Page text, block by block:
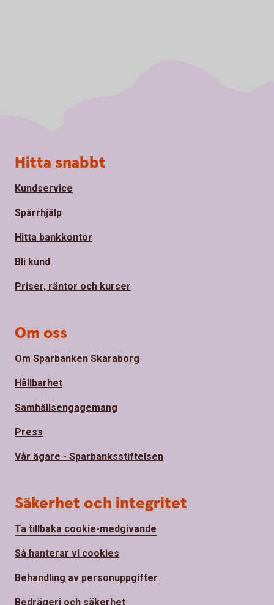
Sidfot
Hitta snabbt
Kundservice
Spärrhjälp
Hitta bankkontor
Bli kund
Priser, räntor och kurser
Om oss
Om Sparbanken Skaraborg
Hållbarhet
Samhällsengagemang
Press
Vår ägare - Sparbanksstiftelsen
Säkerhet och integritet
Ta tillbaka cookie-medgivande
Så hanterar vi cookies
Behandling av personuppgifter
Bedrägeri och säkerhet